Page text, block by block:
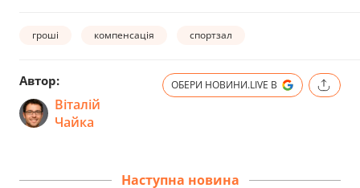
гроші компенсація спортзал
Автор:
Віталій
Чайка
ОБЕРИ НОВИНИ.LIVE В
Наступна новина